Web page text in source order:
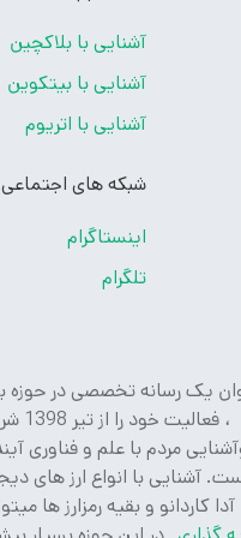
یک رسانه تخصصی در حوزه
، فعالیت خود را
مردم با علم و فناوری آینده
آشنایی با انواع ارز های
و بقیه رمزارز ها
آشنایی با بلاکچین
آشنایی با بیتکوین
آشنایی با اتریوم
شبکه های اجتماعی
اینستاگرام
تلگرام